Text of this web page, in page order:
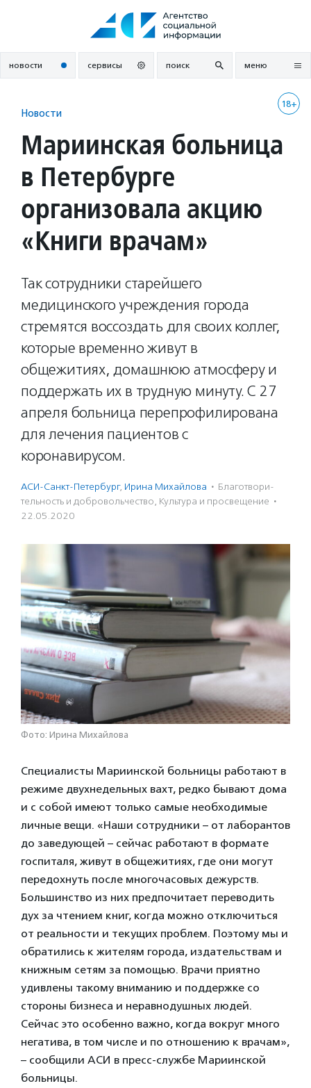
новости сервисы поиск меню
18+
Новости
Мариинская больница
в Петербурге
организовала акцию
«Книги врачам»
Так сотрудники старейшего
медицинского учреждения города
стремятся воссоздать для своих коллег,
которые временно живут в
общежитиях, домашнюю атмосферу и
поддержать их в трудную минуту. С 27
апреля больница перепрофилирована
для лечения пациентов с
коронавирусом.
АСИ-Санкт-Петербург, Ирина Михайлова · Благотвори­
тель­ность и доброволь­чест­во, Культура и просвещение ·
22.05.2020
Фото: Ирина Михайлова
Специалисты Мариинской больницы работают в
режиме двухнедельных вахт, редко бывают дома
и с собой имеют только самые необходимые
личные вещи. «Наши сотрудники – от лаборантов
до заведующей – сейчас работают в формате
госпиталя, живут в общежитиях, где они могут
передохнуть после многочасовых дежурств.
Большинство из них предпочитает переводить
дух за чтением книг, когда можно отключиться
от реальности и текущих проблем. Поэтому мы и
обратились к жителям города, издательствам и
книжным сетям за помощью. Врачи приятно
удивлены такому вниманию и поддержке со
стороны бизнеса и неравнодушных людей.
Сейчас это особенно важно, когда вокруг много
негатива, в том числе и по отношению к врачам»,
– сообщили АСИ в пресс-службе Мариинской
больницы.